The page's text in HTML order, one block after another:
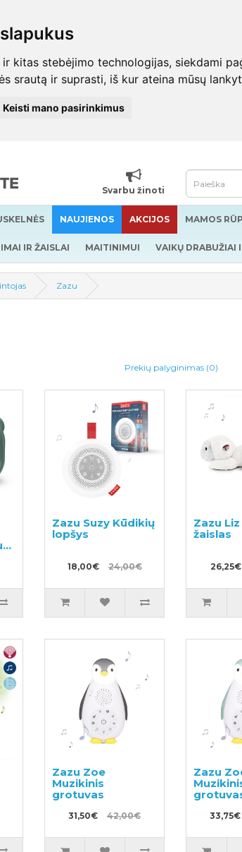
ir kitas stebėjimo technologijas, siekdami
srautą ir suprasti, iš kur ateina mūsų
Keisti mano pasirinkimus
Svarbu žinoti
NAUJIENOS AKCIJOS MAMOS
IR ŽAISLAI MAITINIMUI VAIKŲ DRABUŽIAI
Zazu
Prekių palyginimas (0)
Zazu Suzy Kūdikių
lopšys
18,00€ 24,00€
Zazu
žaislas
26,25€
Zazu Zoe
Muzikinis
grotuvas
31,50€ 42,00€
Zazu
33,75€